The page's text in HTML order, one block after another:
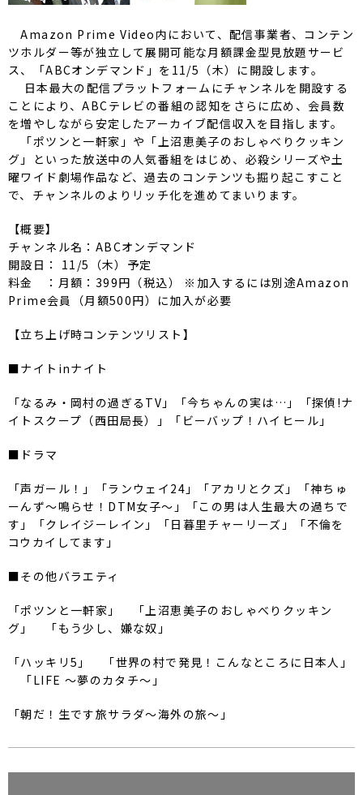
Amazon Prime Video内において、配信事業者、コンテン
ツホルダー等が独立して展開可能な月額課金型見放題サービ
ス、「ABCオンデマンド」を11/5（木）に開設します。
日本最大の配信プラットフォームにチャンネルを開設する
ことにより、ABCテレビの番組の認知をさらに広め、会員数
を増やしながら安定したアーカイブ配信収入を目指します。
「ポツンと一軒家」や「上沼恵美子のおしゃべりクッキン
グ」といった放送中の人気番組をはじめ、必殺シリーズや土
曜ワイド劇場作品など、過去のコンテンツも掘り起こすこと
で、チャンネルのよりリッチ化を進めてまいります。
【概要】
チャンネル名：ABCオンデマンド
開設日： 11/5（木）予定
料金 ：月額：399円（税込） ※加入するには別途Amazon
Prime会員（月額500円）に加入が必要
【立ち上げ時コンテンツリスト】
■ナイトinナイト
「なるみ・岡村の過ぎるTV」「今ちゃんの実は…」「探偵!ナ
イトスクープ（西田局長）」「ビーバップ！ハイヒール」
■ドラマ
「声ガール！」「ランウェイ24」「アカリとクズ」「神ちゅ
ーんず～鳴らせ！DTM女子～」「この男は人生最大の過ちで
す」「クレイジーレイン」「日暮里チャーリーズ」「不倫を
コウカイしてます」
■その他バラエティ
「ポツンと一軒家」 「上沼恵美子のおしゃべりクッキン
グ」 「もう少し、嫌な奴」
「ハッキリ5」 「世界の村で発見！こんなところに日本人」
「LIFE ～夢のカタチ～」
「朝だ！生です旅サラダ～海外の旅～」